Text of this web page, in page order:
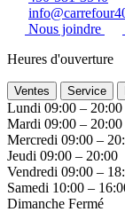
Nous joindre
Heures d'ouverture
Ventes Service
Lundi 09:00 – 20:00
Mardi 09:00 – 20:00
Mercredi 09:00 –
Jeudi 09:00 – 20:00
Vendredi 09:00 –
Samedi 10:00 –
Dimanche Fermé